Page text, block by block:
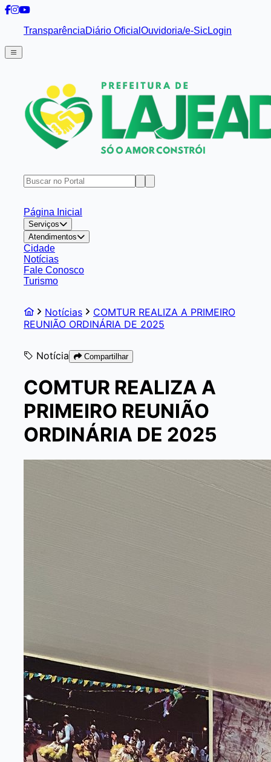
TransparênciaDiário Oficial Ouvidoria/e-SicLogin
Página Inicial
Serviços
Atendimentos
Cidade
Notícias
Fale Conosco
Turismo
Notícias
COMTUR REALIZA A PRIMEIRO
REUNIÃO ORDINÁRIA DE 2025
Notícia Compartilhar
COMTUR REALIZA A
PRIMEIRO REUNIÃO
ORDINÁRIA DE 2025